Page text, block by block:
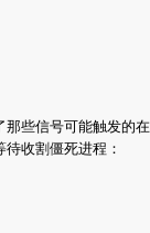
些信号可能触发
收割僵死进程：